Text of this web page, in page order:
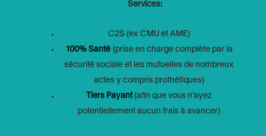
Services:
C2S (ex CMU et AME)
100% Santé (prise en charge complète par la
sécurité sociale et les mutuelles de nombreux
actes y compris prothétiques)
Tiers Payant(afin que vous n’ayez
potentiellement aucun frais à avancer)